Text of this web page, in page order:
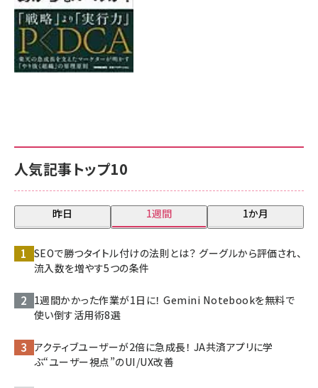
人気記事トップ10
昨日 1週間 1か月
SEOで勝つタイトル付けの法則とは？ グーグルから評価され、
流入数を増やす5つの条件
1週間かかった作業が1日に！ Gemini Notebookを無料で
使い倒す活用術8選
アクティブユーザーが2倍に急成長！ JA共済アプリに学
ぶ“ユーザー視点”のUI/UX改善